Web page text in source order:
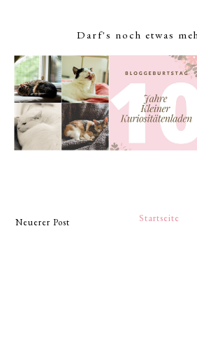
Darf's noch etwas
Neuerer Post Startseite